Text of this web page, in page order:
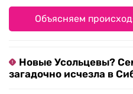
Объясняем
Новые Усольцевы?
загадочно исчезла в